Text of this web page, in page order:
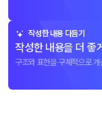
작성한 내용 다듬기
작성한 내용을 더 좋
구조와 표현을 구체적으로 개